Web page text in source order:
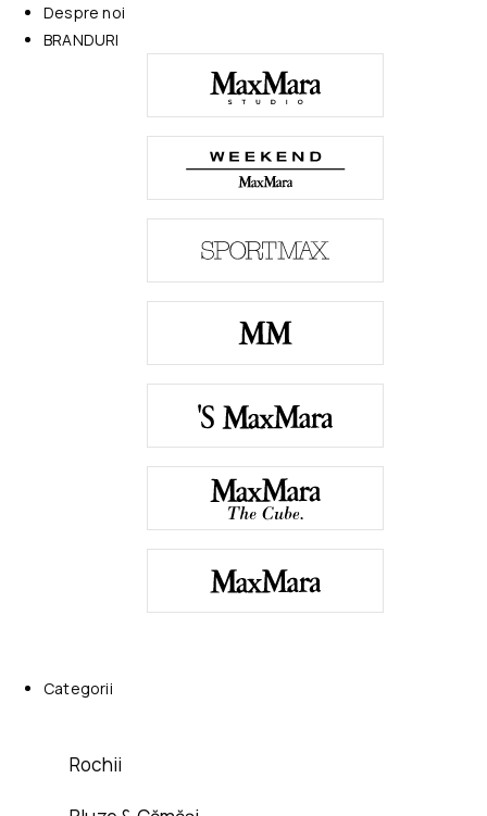
Despre noi
BRANDURI
Categorii
Rochii